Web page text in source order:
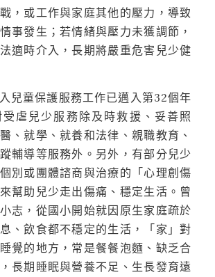
，或工作與家庭其他的壓力，導致
事發生；若情緒與壓力未獲調節，
適時介入，長期將嚴重危害兒少健
兒童保護服務工作已邁入第32個年
虐兒少服務除及時救援、妥善照
、就學、就養和法律、親職教育、
輔導等服務外。另外，有部分兒少
別或團體諮商與治療的「心理創傷
幫助兒少走出傷痛、穩定生活。曾
志，從國小開始就因原生家庭疏於
、飲食都不穩定的生活，「家」對
覺的地方，常是餐餐泡麵、缺乏合
長期睡眠與營養不足、生長發育遠